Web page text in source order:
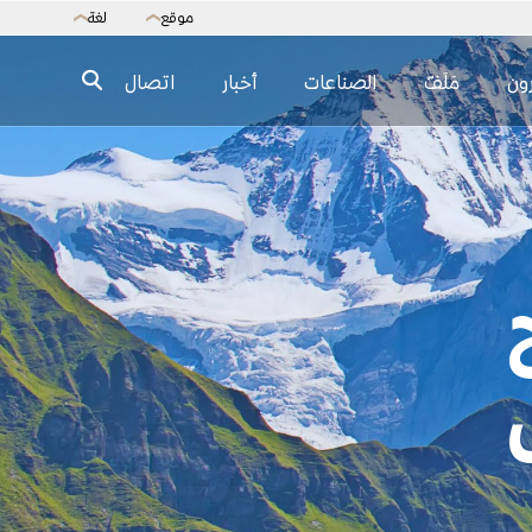
موقع❯ لغة❯
وتجربة
تجارب العملاء
مكتب متعدد العائلات
التخطيط والإدارة المالية
الخدمات القانونية والعقارية
التأمين والمخاطر
نمط الحياة والأمان
التعليم والإشراف
دليل الخبراء →
مَلَفّ الصناعات أخبار اتصال